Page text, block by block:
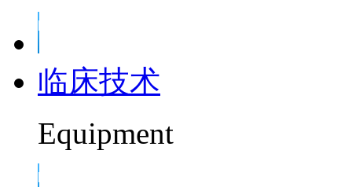
临床技术
Equipment